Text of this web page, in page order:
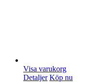
Visa varukorg
Detaljer Köp nu